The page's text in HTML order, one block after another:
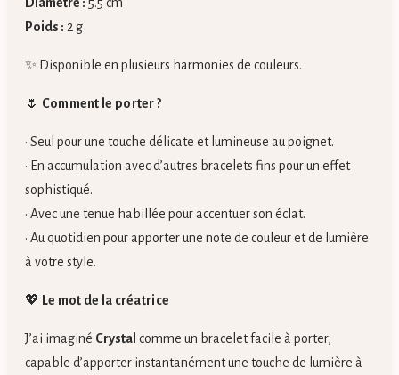
Poids : 2 g
✨ Disponible en plusieurs harmonies de couleurs.
🌷 Comment le porter ?
• Seul pour une touche délicate et lumineuse au poignet.
• En accumulation avec d’autres bracelets fins pour un effet
sophistiqué.
• Avec une tenue habillée pour accentuer son éclat.
• Au quotidien pour apporter une note de couleur et de lumière
à votre style.
💖 Le mot de la créatrice
J’ai imaginé Crystal comme un bracelet facile à porter,
capable d’apporter instantanément une touche de lumière à